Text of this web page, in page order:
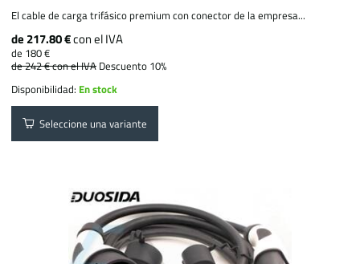
El cable de carga trifásico premium con conector de la empresa...
de 217.80 €con el IVA
de 180 €
de 242 €con el IVA Descuento 10%
Disponibilidad: En stock
Seleccione una variante